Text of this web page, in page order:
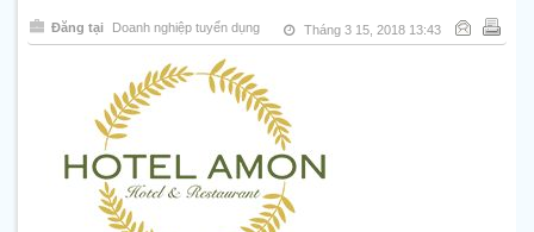
Đăng tại Doanh nghiệp tuyển dụng Tháng 3 15, 2018 13:43